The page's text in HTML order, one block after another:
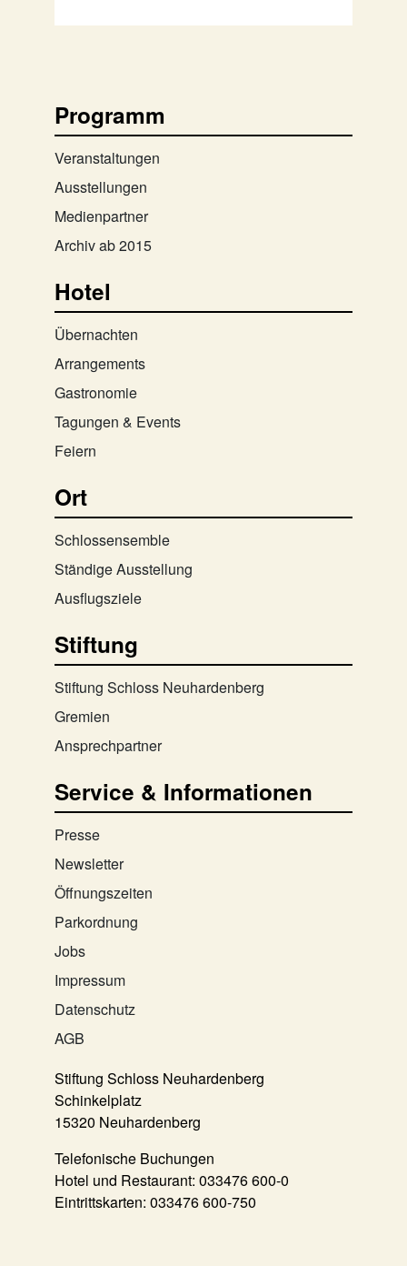
Programm
Veranstaltungen
Ausstellungen
Medienpartner
Archiv ab 2015
Hotel
Übernachten
Arrangements
Gastronomie
Tagungen & Events
Feiern
Ort
Schlossensemble
Ständige Ausstellung
Ausflugsziele
Stiftung
Stiftung Schloss Neuhardenberg
Gremien
Ansprechpartner
Service & Informationen
Presse
Newsletter
Öffnungszeiten
Parkordnung
Jobs
Impressum
Datenschutz
AGB
Stiftung Schloss Neuhardenberg
Schinkelplatz
15320 Neuhardenberg
Telefonische Buchungen
Hotel und Restaurant: 033476 600-0
Eintrittskarten: 033476 600-750